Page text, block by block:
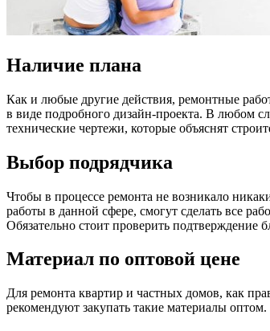
Наличие плана
Как и любые другие действия, ремонтные
в виде подробного дизайн-проекта. В любом
технические чертежи, которые объяснят
Выбор подрядчика
Чтобы в процессе ремонта не возникало
работы в данной сфере, смогут сделать все
Обязательно стоит проверить подтверждение
Материал по оптовой цене
Для ремонта квартир и частных домов, как
рекомендуют закупать такие материалы